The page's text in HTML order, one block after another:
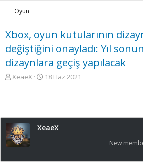
Oyun
Xbox, oyun kutularının
değiştiğini onayladı: Yıl
dizaynlara geçiş yapılacak
K
u
b
a
ş
XeaeX
B
g
18 Haz 2021
XeaeX
New